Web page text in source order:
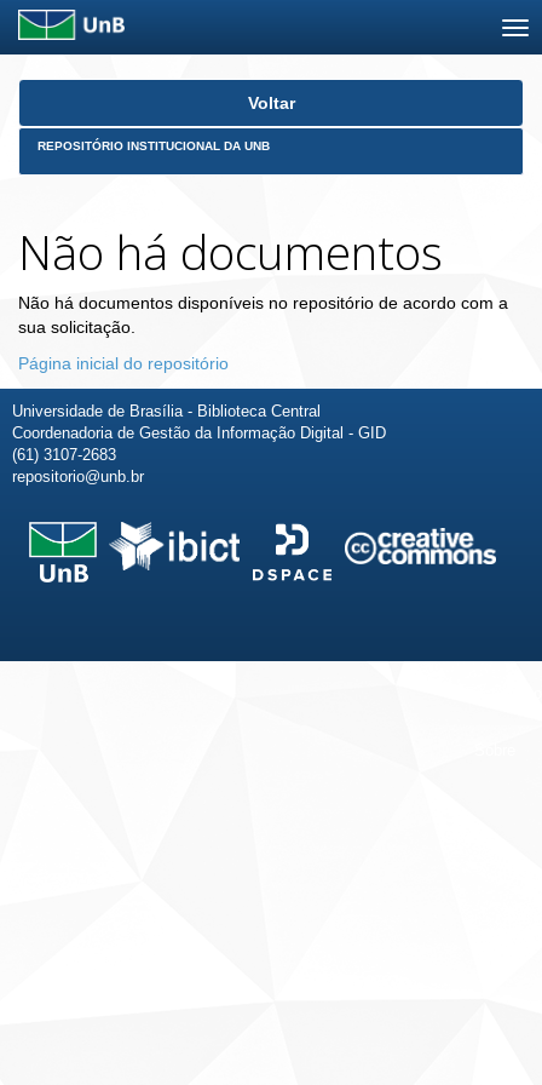
Skip
Voltar
REPOSITÓRIO INSTITUCIONAL DA UNB
Não há documentos
Não há documentos disponíveis no repositório de acordo com a
sua solicitação.
Página inicial do repositório
Universidade de Brasília - Biblioteca Central
Coordenadoria de Gestão da Informação Digital - GID
(61) 3107-2683
repositorio@unb.br